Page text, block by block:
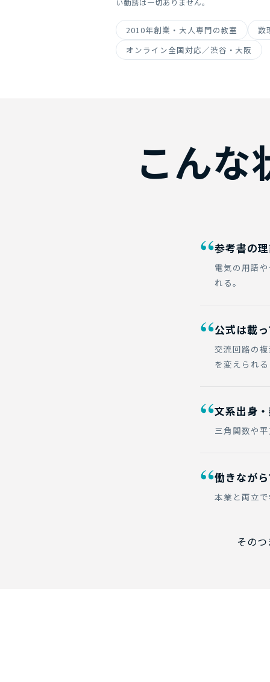
い勧誘は一切ありません。
2010年創業・大人専門の教室
数
オンライン全国対応／渋谷・大阪
こんな
“参考書の
電気の用語
れる。
“公式は載
交流回路の
を変えられ
“文系出身
三角関数や
“働きなが
本業と両立
その